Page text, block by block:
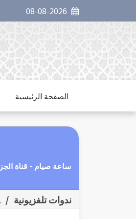
الصفحة الرئيسية
ساعة صيام - قناة الجزيرة - الندوة : 2 -
ندوات تلفزيونية /